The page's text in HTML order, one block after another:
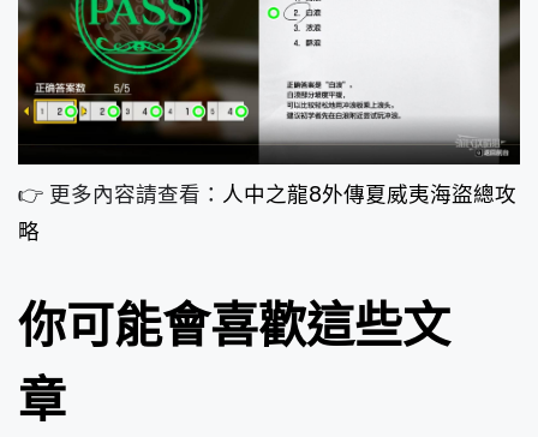
👉 更多內容請查看： 人中之龍8外傳夏威夷海盜總攻
略
你可能會喜歡這些文
章